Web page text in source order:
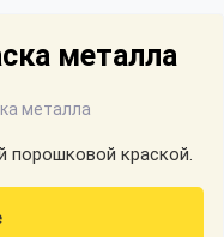
металла
порошковой краской.